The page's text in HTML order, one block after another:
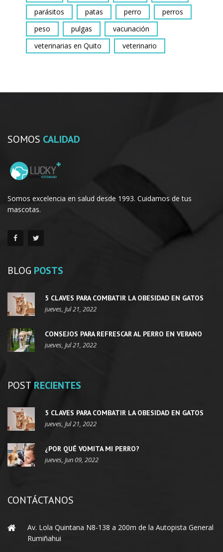
parásitos
patas perro
perros
peso
pulgas
vacunación
veterinarias en Quito
veterinario
SOMOS CALIDAD
Somos excelencia en salud desde 1993. Cuidamos de tus
mascotas.
BLOG POSTS
5 CLAVES PARA COMBATIR LA OBESIDAD EN GATOS
jueves, Jul 21, 2022
CONSEJOS PARA REFRESCAR AL PERRO EN VERANO
jueves, Jul 21, 2022
POST RECIENTES
5 CLAVES PARA COMBATIR LA OBESIDAD EN GATOS
jueves, Jul 21, 2022
¿POR QUÉ VOMITA MI PERRO?
jueves, Jun 09, 2022
CONTÁCTANOS
Av. Lola Quintana N8-138 a 200m de la Autopista General
Rumiñahui